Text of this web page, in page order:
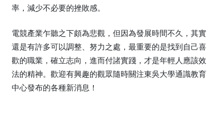
率，減少不必要的挫敗感。
電競產業乍聽之下頗為悲觀，但因為發展時間不久，其實
還是有許多可以調整、努力之處，最重要的是找到自己喜
歡的職業，確立志向，進而付諸實踐，才是年輕人應該效
法的精神。歡迎有興趣的觀眾隨時關注東吳大學通識教育
中心發布的各種新消息！